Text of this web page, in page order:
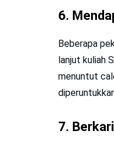
6.
Beberapa
lanjut kuliah
menuntut
7.